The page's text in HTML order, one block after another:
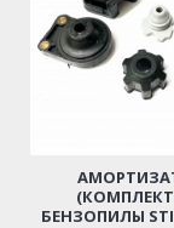
БЕНЗОПИЛЫ